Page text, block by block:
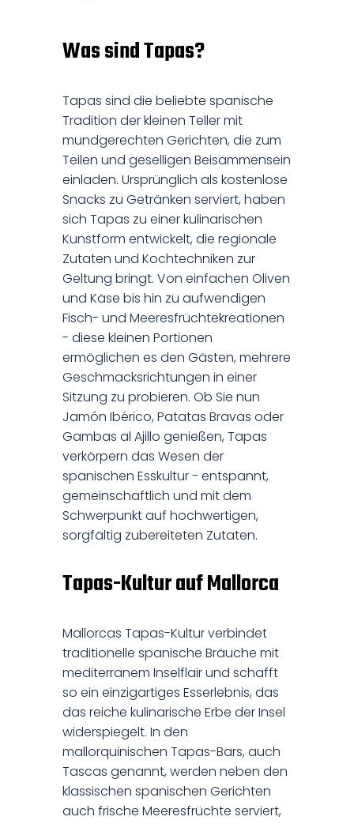
Was sind Tapas?
Tapas sind die beliebte spanische
Tradition der kleinen Teller mit
mundgerechten Gerichten, die zum
Teilen und geselligen Beisammensein
einladen. Ursprünglich als kostenlose
Snacks zu Getränken serviert, haben
sich Tapas zu einer kulinarischen
Kunstform entwickelt, die regionale
Zutaten und Kochtechniken zur
Geltung bringt. Von einfachen Oliven
und Käse bis hin zu aufwendigen
Fisch- und Meeresfrüchtekreationen
- diese kleinen Portionen
ermöglichen es den Gästen, mehrere
Geschmacksrichtungen in einer
Sitzung zu probieren. Ob Sie nun
Jamón Ibérico, Patatas Bravas oder
Gambas al Ajillo genießen, Tapas
verkörpern das Wesen der
spanischen Esskultur - entspannt,
gemeinschaftlich und mit dem
Schwerpunkt auf hochwertigen,
sorgfältig zubereiteten Zutaten.
Tapas-Kultur auf Mallorca
Mallorcas Tapas-Kultur verbindet
traditionelle spanische Bräuche mit
mediterranem Inselflair und schafft
so ein einzigartiges Esserlebnis, das
das reiche kulinarische Erbe der Insel
widerspiegelt. In den
mallorquinischen Tapas-Bars, auch
Tascas genannt, werden neben den
klassischen spanischen Gerichten
auch frische Meeresfrüchte serviert,